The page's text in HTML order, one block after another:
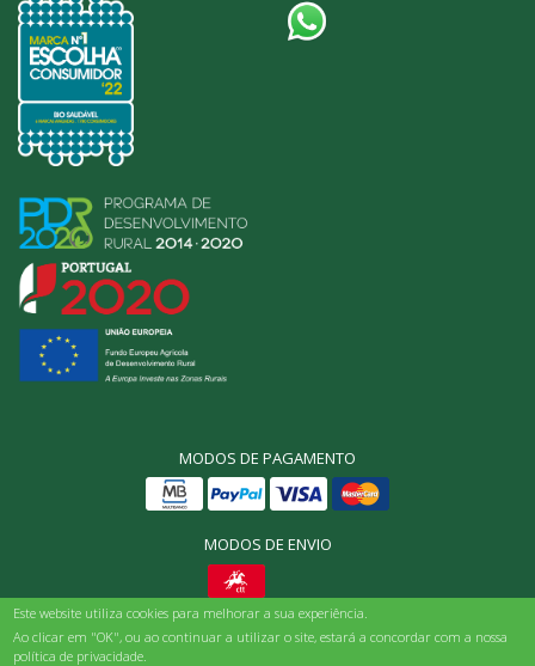
MODOS DE PAGAMENTO
MODOS DE ENVIO
© Origens Bio, Todos os direitos reservados 2025
Este website utiliza cookies para melhorar a sua experiência.
Ao clicar em "OK", ou ao continuar a utilizar o site, estará a concordar com a nossa
política de privacidade.